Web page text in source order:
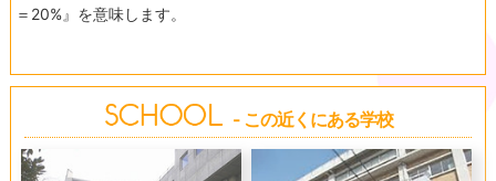
＝20%』を意味します。
- この近くにある学校